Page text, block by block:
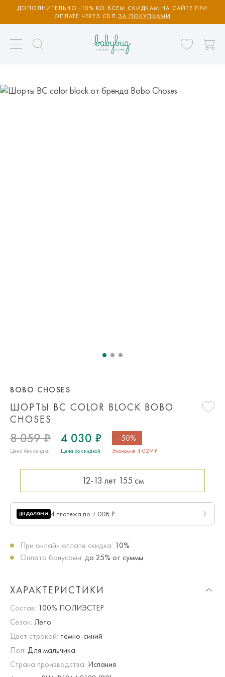
ДОПОЛНИТЕЛЬНО -10% КО ВСЕМ СКИДКАМ НА САЙТЕ ПРИ
ОПЛАТЕ ЧЕРЕЗ СБП ЗА ПОКУПКАМИ
ШОРТЫ BC COLOR BLOCK BOBO
CHOSES
BOBO CHOSES
8 059 ₽
Цена без скидки
4 030 ₽
Цена со скидкой
-50%
Экономия 4 029 ₽
12-13 лет 155 см
4 платежа по 1 008 ₽
При онлайн оплате скидка: 10%
Оплата бонусами: до 25% от суммы
ХАРАКТЕРИСТИКИ
Состав: 100% ПОЛИЭСТЕР
Сезон: Лето
Цвет строкой: темно-синий
Пол: Для мальчика
Страна производства: Испания